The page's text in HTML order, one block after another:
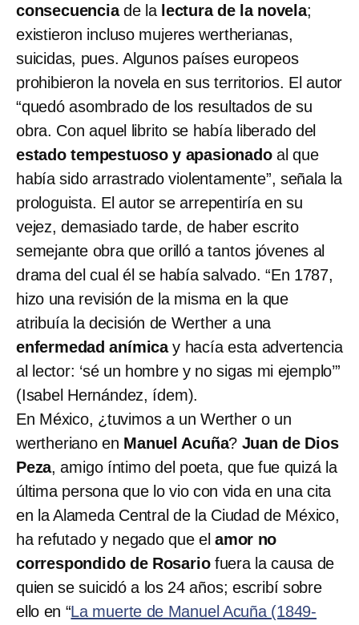
consecuenciade la lectura de la novela;
existieron incluso mujeres wertherianas,
suicidas, pues. Algunos países europeos
prohibieron la novela en sus territorios. El autor
“quedó asombrado de los resultados de su
obra. Con aquel librito se había liberado del
estado tempestuoso y apasionadoal que
había sido arrastrado violentamente”, señala la
prologuista. El autor se arrepentiría en su
vejez, demasiado tarde, de haber escrito
semejante obra que orilló a tantos jóvenes al
drama del cual él se había salvado. “En 1787,
hizo una revisión de la misma en la que
atribuía la decisión de Werther a una
enfermedad anímicay hacía esta advertencia
al lector: ‘sé un hombre y no sigas mi ejemplo’”
(Isabel Hernández, ídem).
En México, ¿tuvimos a un Werther o un
wertheriano en Manuel Acuña? Juan de Dios
Peza, amigo íntimo del poeta, que fue quizá la
última persona que lo vio con vida en una cita
en la Alameda Central de la Ciudad de México,
ha refutado y negado que elamor no
correspondido de Rosariofuera la causa de
quien se suicidó a los 24 años; escribí sobre
ello en “La muerte de Manuel Acuña (1849-